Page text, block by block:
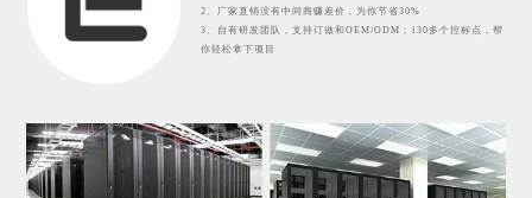
2、厂家直销没有中间商赚差价，为你节省30%
3、自有研发团队，支持订做和OEM/ODM；130多个控标点，帮
你轻松拿下项目